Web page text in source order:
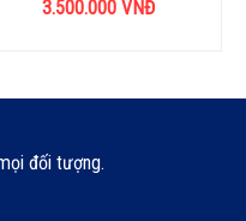
3.500.000 VNĐ
đối tượng.